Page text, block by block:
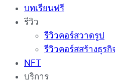
บทเรียนฟรี
รีวิว
รีวิวคอร์สวาดรูป
รีวิวคอร์สสร้างธุร
NFT
บริการ